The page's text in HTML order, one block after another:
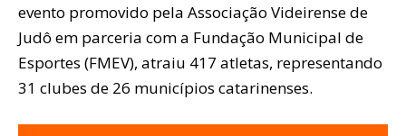
evento promovido pela Associação Videirense de
Judô em parceria com a Fundação Municipal de
Esportes (FMEV), atraiu 417 atletas, representando
31 clubes de 26 municípios catarinenses.